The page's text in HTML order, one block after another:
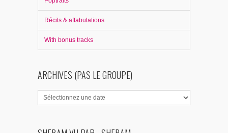
Récits & affabulations
With bonus tracks
ARCHIVES (PAS LE GROUPE)